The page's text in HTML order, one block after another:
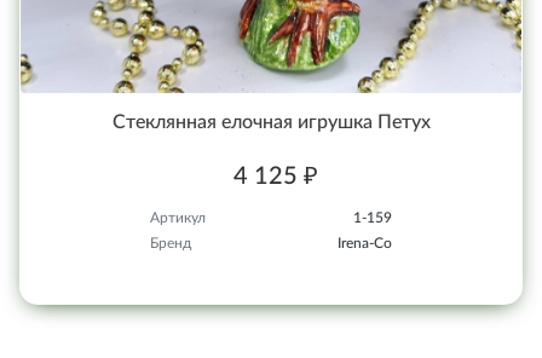
Стеклянная елочная игрушка Петух
4 125 ₽
Артикул
1-159
Бренд
Irena-Co